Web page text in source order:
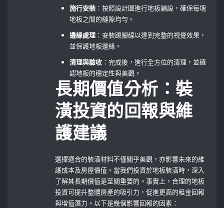
施行安裝 ：按照設計圖進行地板鋪設，確保每塊
地板之間的縫隙均勻。
邊緣處理 ：安裝踢腳線以達到完整的視覺效果，
並保護地板邊緣。
清理與驗收 ：完成後，進行全方位的清理，並確
認地板的穩定性與美觀。
長期價值分析：裝
潢投資的回報與維
護建議
選擇適合的裝潢材料不僅關乎美觀，亦影響未來的維
護成本及房屋價值。當我們投資於地板裝潢時，深入
了解其長期價值是至關重要的。事實上，合理的地板
投資可提升整體房產的吸引力，促進更高的租金回報
與增值潛力。以下是幾個影響回報的因素：